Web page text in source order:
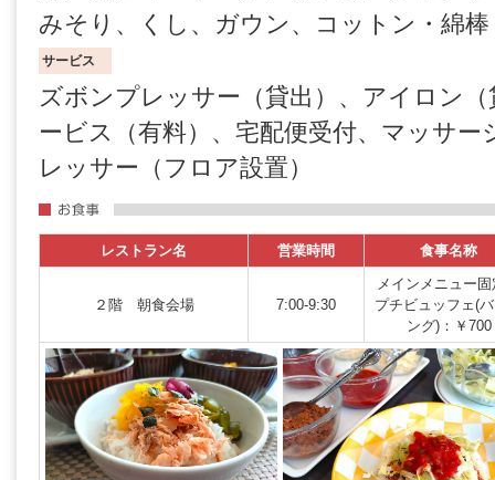
みそり、くし、ガウン、コットン・綿棒
サービス
ズボンプレッサー（貸出）、アイロン
ービス（有料）、宅配便受付、マッサ
レッサー（フロア設置）
レストラン名 営業時間 食事名称
２階 朝食会場 7:00-9:30
メインメニュー
プチビュッフェ(
ング)：￥700